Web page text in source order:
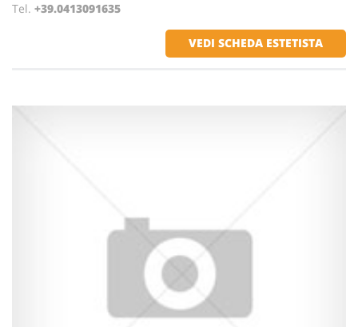
Tel. +39.0413091635
VEDI SCHEDA ESTETISTA